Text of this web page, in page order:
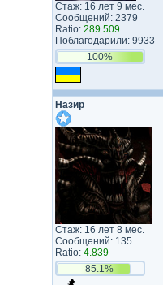
Стаж: 16 лет 9 мес.
Сообщений: 2379
Ratio: 289.509
Поблагодарили: 9933
100%
Назир
Стаж: 16 лет 8 мес.
Сообщений: 135
Ratio: 4.839
85.1%